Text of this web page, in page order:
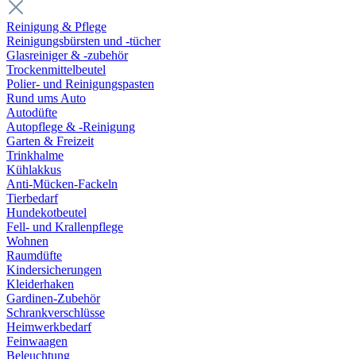
Reinigung & Pflege
Reinigungsbürsten und -tücher
Glasreiniger & -zubehör
Trockenmittelbeutel
Polier- und Reinigungspasten
Rund ums Auto
Autodüfte
Autopflege & -Reinigung
Garten & Freizeit
Trinkhalme
Kühlakkus
Anti-Mücken-Fackeln
Tierbedarf
Hundekotbeutel
Fell- und Krallenpflege
Wohnen
Raumdüfte
Kindersicherungen
Kleiderhaken
Gardinen-Zubehör
Schrankverschlüsse
Heimwerkbedarf
Feinwaagen
Beleuchtung